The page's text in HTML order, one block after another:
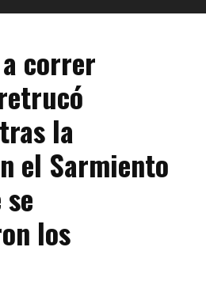
correr
la
el Sarmiento
los